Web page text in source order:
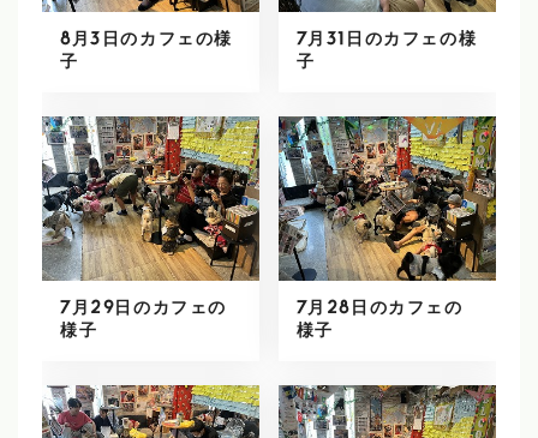
8月3日のカフェの様
子
7月31日のカフェの様
子
7月29日のカフェの
様子
7月28日のカフェの
様子